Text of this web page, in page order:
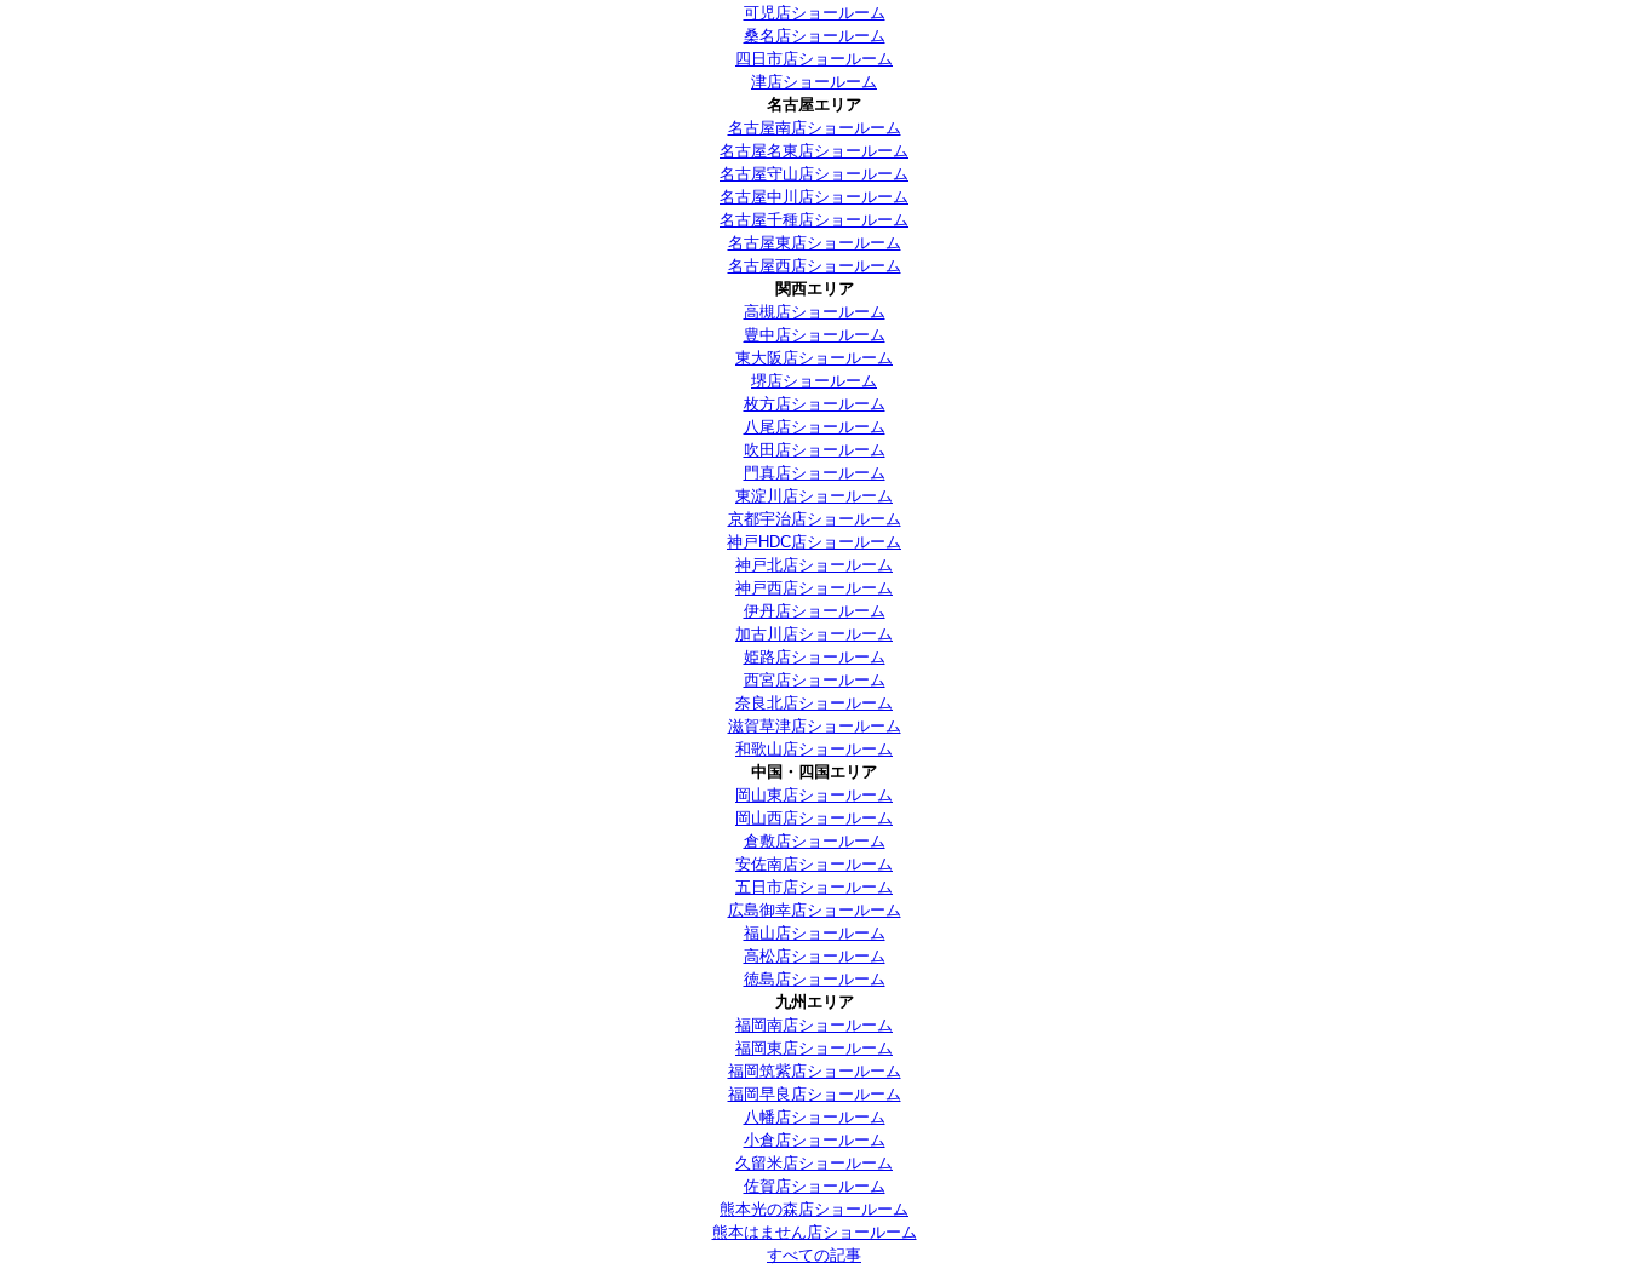
可児店ショールーム
桑名店ショールーム
四日市店ショールーム
津店ショールーム
名古屋エリア
名古屋南店ショールーム
名古屋名東店ショールーム
名古屋守山店ショールーム
名古屋中川店ショールーム
名古屋千種店ショールーム
名古屋東店ショールーム
名古屋西店ショールーム
関西エリア
高槻店ショールーム
豊中店ショールーム
東大阪店ショールーム
堺店ショールーム
枚方店ショールーム
八尾店ショールーム
吹田店ショールーム
門真店ショールーム
東淀川店ショールーム
京都宇治店ショールーム
神戸HDC店ショールーム
神戸北店ショールーム
神戸西店ショールーム
伊丹店ショールーム
加古川店ショールーム
姫路店ショールーム
西宮店ショールーム
奈良北店ショールーム
滋賀草津店ショールーム
和歌山店ショールーム
中国・四国エリア
岡山東店ショールーム
岡山西店ショールーム
倉敷店ショールーム
安佐南店ショールーム
五日市店ショールーム
広島御幸店ショールーム
福山店ショールーム
高松店ショールーム
徳島店ショールーム
九州エリア
福岡南店ショールーム
福岡東店ショールーム
福岡筑紫店ショールーム
福岡早良店ショールーム
八幡店ショールーム
小倉店ショールーム
久留米店ショールーム
佐賀店ショールーム
熊本光の森店ショールーム
熊本はません店ショールーム
すべての記事